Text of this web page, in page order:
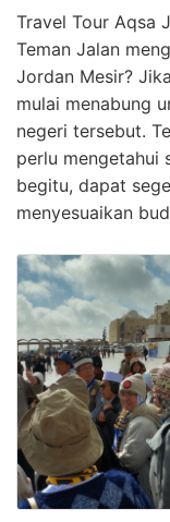
Travel Tour Aqsa
Teman Jalan
Jordan Mesir?
mulai menabung
negeri tersebut.
perlu mengetahui
begitu, dapat
menyesuaikan